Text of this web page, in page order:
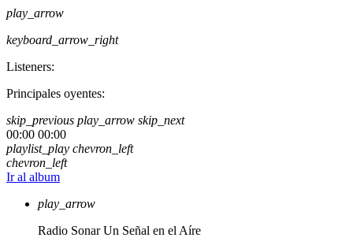
play_arrow
keyboard_arrow_right
Listeners:
Principales oyentes:
skip_previous play_arrow skip_next
00:00 00:00
playlist_play chevron_left
chevron_left
Ir al album
play_arrow
Radio Sonar Un Señal en el Aíre